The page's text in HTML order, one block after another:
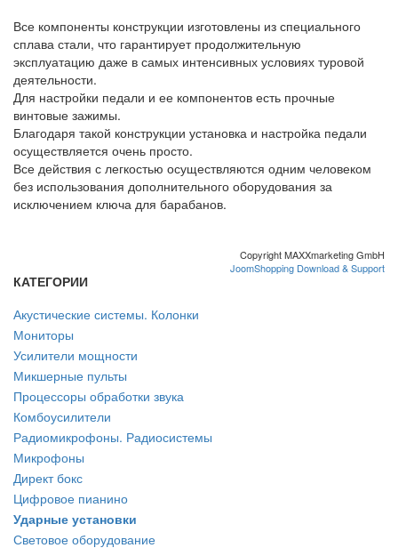
Все компоненты конструкции изготовлены из специального
сплава стали, что гарантирует продолжительную
эксплуатацию даже в самых интенсивных условиях туровой
деятельности.
Для настройки педали и ее компонентов есть прочные
винтовые зажимы.
Благодаря такой конструкции установка и настройка педали
осуществляется очень просто.
Все действия с легкостью осуществляются одним человеком
без использования дополнительного оборудования за
исключением ключа для барабанов.
Copyright MAXXmarketing GmbH
JoomShopping Download & Support
КАТЕГОРИИ
Акустические системы. Колонки
Мониторы
Усилители мощности
Микшерные пульты
Процессоры обработки звука
Комбоусилители
Радиомикрофоны. Радиосистемы
Микрофоны
Директ бокс
Цифровое пианино
Ударные установки
Световое оборудование